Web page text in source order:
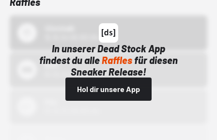
In unserer Dead Stock App
findest du alleRafflesfür diesen
Sneaker Release!
Hol dir unsere App
Bstn
01.10.22 00:00 Uhr